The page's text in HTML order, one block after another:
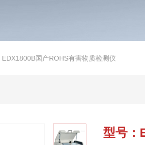
EDX1800B国产ROHS有害物质检测仪
型号：